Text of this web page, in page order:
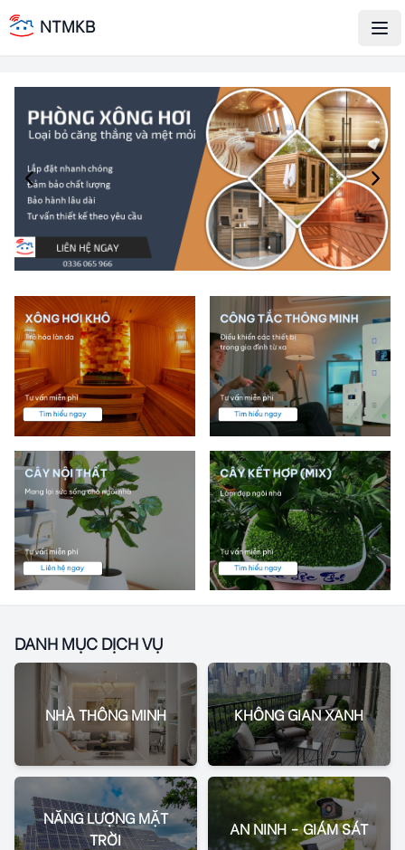
NTMKB
DANH MỤC DỊCH VỤ
NHÀ THÔNG MINH KHÔNG GIAN XANH
NĂNG LƯỢNG MẶT
TRỜI
AN NINH - GIÁM SÁT